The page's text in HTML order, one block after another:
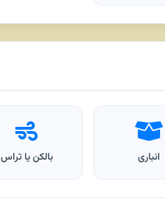
انباری بالکن یا تراس